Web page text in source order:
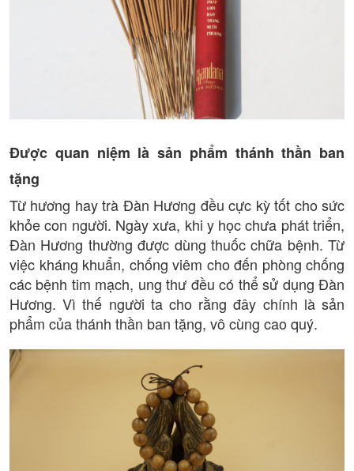
Được quan niệm là sản phẩm thánh thần ban
tặng
Từ hương hay trà Đàn Hương đều cực kỳ tốt cho sức
khỏe con người. Ngày xưa, khi y học chưa phát triển,
Đàn Hương thường được dùng thuốc chữa bệnh. Từ
việc kháng khuẩn, chống viêm cho đến phòng chống
các bệnh tim mạch, ung thư đều có thể sử dụng Đàn
Hương. Vì thế người ta cho rằng đây chính là sản
phẩm của thánh thần ban tặng, vô cùng cao quý.